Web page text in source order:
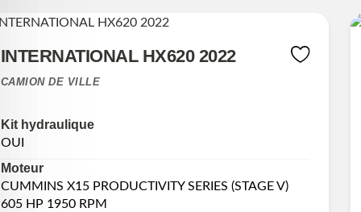
INTERNATIONAL HX620 2022
CAMION DE VILLE
Kit hydraulique
OUI
Moteur
CUMMINS X15 PRODUCTIVITY SERIES (STAGE V)
605 HP 1950 RPM